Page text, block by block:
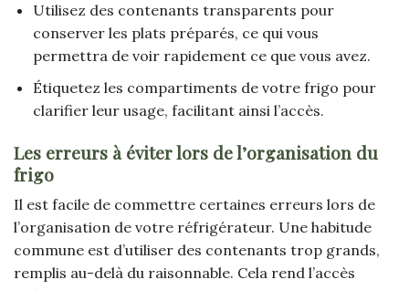
Utilisez des contenants transparents pour
conserver les plats préparés, ce qui vous
permettra de voir rapidement ce que vous avez.
Étiquetez les compartiments de votre frigo pour
clarifier leur usage, facilitant ainsi l’accès.
Les erreurs à éviter lors de l’organisation du
frigo
Il est facile de commettre certaines erreurs lors de
l’organisation de votre réfrigérateur. Une habitude
commune est d’utiliser des contenants trop grands,
remplis au-delà du raisonnable. Cela rend l’accès